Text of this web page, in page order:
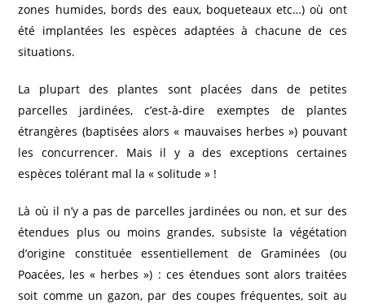
zones humides, bords des eaux, boqueteaux etc…) où ont
été implantées les espèces adaptées à chacune de ces
situations.
La plupart des plantes sont placées dans de petites
parcelles jardinées, c’est-à-dire exemptes de plantes
étrangères (baptisées alors « mauvaises herbes ») pouvant
les concurrencer. Mais il y a des exceptions certaines
espèces tolérant mal la « solitude » !
Là où il n’y a pas de parcelles jardinées ou non, et sur des
étendues plus ou moins grandes, subsiste la végétation
d’origine constituée essentiellement de Graminées (ou
Poacées, les « herbes ») : ces étendues sont alors traitées
soit comme un gazon, par des coupes fréquentes, soit au